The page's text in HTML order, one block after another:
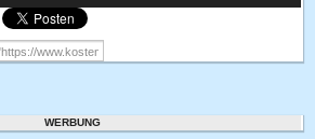
WERBUNG